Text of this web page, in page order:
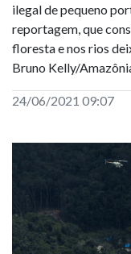
ilegal de pequeno
reportagem, que
floresta e nos rios
Bruno Kelly/
24/06/2021 09:07